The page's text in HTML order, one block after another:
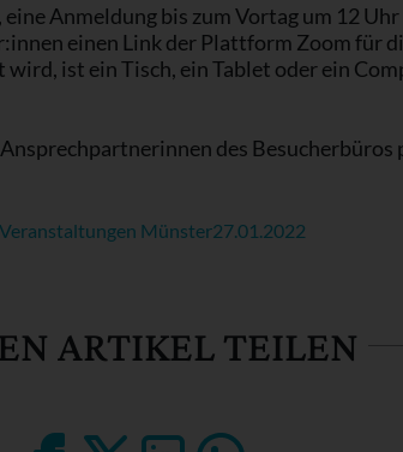
Anmeldung bis zum Vortag um 12
einen Link der Plattform Zoom für
ist ein Tisch, ein Tablet oder ein
des Besucherbüros
Münster27.01.2022
ARTIKEL TEILEN